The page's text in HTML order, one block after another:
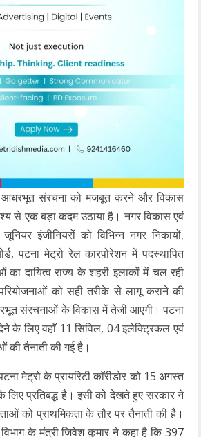
आधरभूत संरचना को मजबूत करने और विकास
से एक बड़ा कदम उठाया है। नगर विकास एवं
इंजीनियरों को विभिन्न नगर निकायों,
पटना मेट्रो रेल कारपोरेशन में पदस्थापित
दायित्व राज्य के शहरी इलाकों में चल रही
को सही तरीके से लागू कराने की
संरचनाओं के विकास में तेजी आएगी। पटना
देने के लिए वहाँ 11 सिविल, 04 इलेक्ट्रिकल एवं
तैनाती की गई है।
मेट्रो के प्रायरिटी काॅरीडोर को 15 अगस्त
प्रतिबद्ध है। इसी को देखते हुए सरकार ने
को प्राथमिकता के तौर पर तैनाती की है।
के मंत्री जिवेश कुमार ने कहा है कि 397